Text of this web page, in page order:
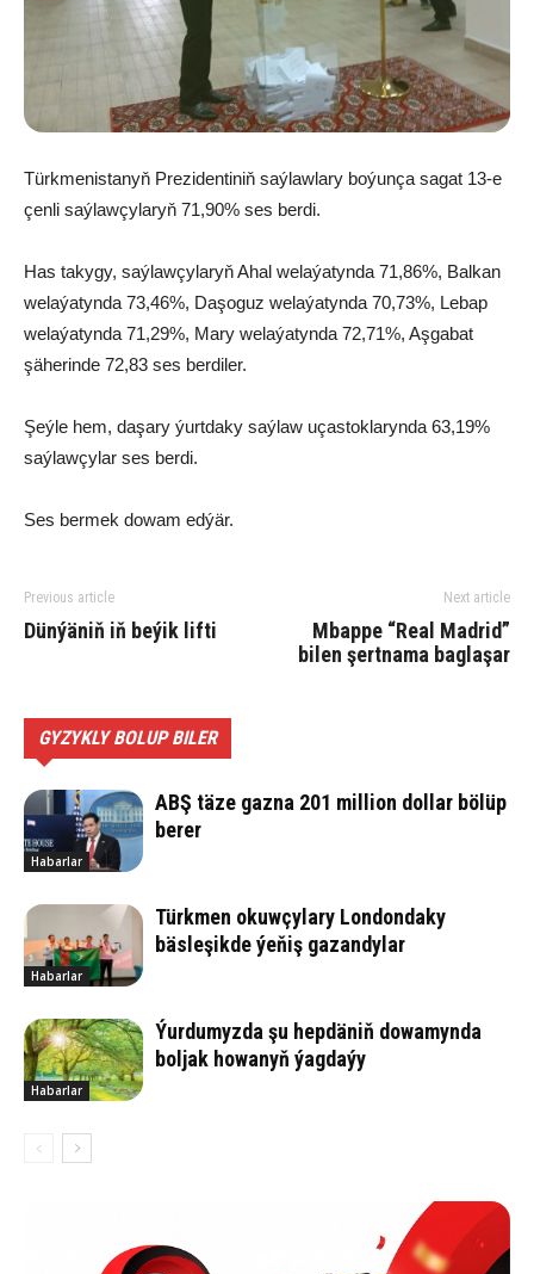
Türkmenistanyň Prezidentiniň saýlawlary boýunça sagat 13-e
çenli saýlawçylaryň 71,90% ses berdi.
Has takygy, saýlawçylaryň Ahal welaýatynda 71,86%, Balkan
welaýatynda 73,46%, Daşoguz welaýatynda 70,73%, Lebap
welaýatynda 71,29%, Mary welaýatynda 72,71%, Aşgabat
şäherinde 72,83 ses berdiler.
Şeýle hem, daşary ýurtdaky saýlaw uçastoklarynda 63,19%
saýlawçylar ses berdi.
Ses bermek dowam edýär.
Previous article
Dün­ýä­niň iň be­ýik lif­ti
Next article
Mbappe “Real Madrid”
bilen şertnama baglaşar
GYZYKLY BOLUP BILER
Habarlar
ABŞ täze gazna 201 million dollar bölüp
berer
Habarlar
Türkmen okuwçylary Londondaky
bäsleşikde ýeňiş gazandylar
Habarlar
Ýurdumyzda şu hepdäniň dowamynda
boljak howanyň ýagdaýy